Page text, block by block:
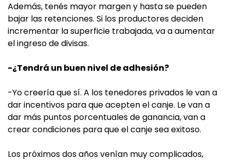
Además, tenés mayor margen y hasta se pueden
bajar las retenciones. Si los productores deciden
incrementar la superficie trabajada, va a aumentar
el ingreso de divisas.
-¿Tendrá un buen nivel de adhesión?
-Yo creería que sí. A los tenedores privados le van a
dar incentivos para que acepten el canje. Le van a
dar más puntos porcentuales de ganancia, van a
crear condiciones para que el canje sea exitoso.
Los próximos dos años venían muy complicados,